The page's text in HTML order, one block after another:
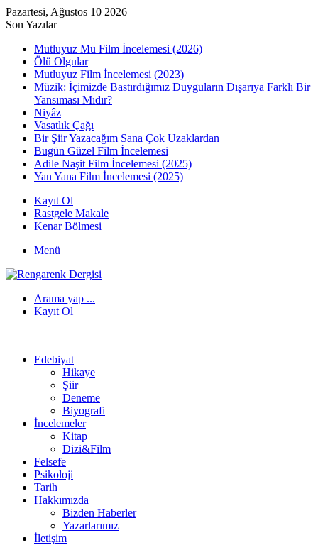
Pazartesi, Ağustos 10 2026
Son Yazılar
Mutluyuz Mu Film İncelemesi (2026)
Ölü Olgular
Mutluyuz Film İncelemesi (2023)
Müzik: İçimizde Bastırdığımız Duyguların Dışarıya Farklı Bir
Yansıması Mıdır?
Niyâz
Vasatlık Çağı
Bir Şiir Yazacağım Sana Çok Uzaklardan
Bugün Güzel Film İncelemesi
Adile Naşit Film İncelemesi (2025)
Yan Yana Film İncelemesi (2025)
Kayıt Ol
Rastgele Makale
Kenar Bölmesi
Menü
Arama yap ...
Kayıt Ol
Edebiyat
Hikaye
Şiir
Deneme
Biyografi
İncelemeler
Kitap
Dizi&Film
Felsefe
Psikoloji
Tarih
Hakkımızda
Bizden Haberler
Yazarlarımız
İletişim